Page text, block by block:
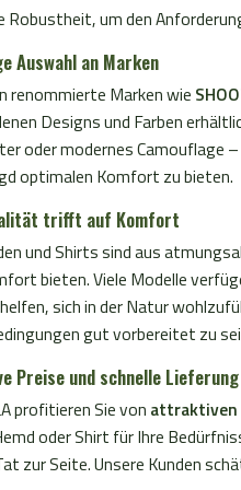
bestimmt Das
und einen klassischen
beiden Brusttaschen mit
bieten genügend
für kleinere Gegenstände.
lockeren Schnitt bietet
Bewegungsfreiheit und
Blaser Herren
22 dunkel olive/rot
im Überblick
Materialien: Das Hemd
und Polyester, die für ein
Tragegefühl sorgt.
Die verwendeten
sind besonders
Robustheit, um den
Auswahl an Marken
renommierte Marken wie
Designs und Farben
oder modernes Camouflage
optimalen Komfort zu bieten.
trifft auf Komfort
und Shirts sind aus
bieten. Viele Modelle
sich in der Natur
gut vorbereitet zu
Preise und schnelle Lieferung
profitieren Sie von attraktiven
oder Shirt für Ihre
zur Seite. Unsere Kunden